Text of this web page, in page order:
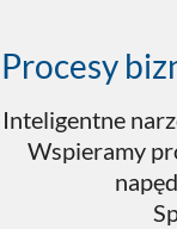
Procesy
Inteligentne
Wspieramy